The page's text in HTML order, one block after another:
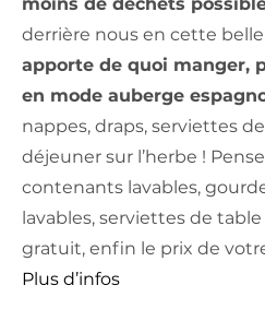
derrière nous en cette
apporte de quoi manger,
en mode auberge
nappes, draps, serviettes
déjeuner sur l’herbe !
contenants lavables,
lavables, serviettes de
gratuit, enfin le prix de
Plus d’infos